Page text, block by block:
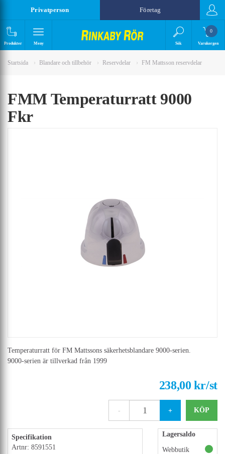
Privatperson Företag
Produkter Meny Sök
0
Varukorgen
Startsida Blandare och tillbehör Reservdelar FM Mattsson reservdelar
FMM Temperaturratt 9000
Fkr
Temperaturratt för FM Mattssons säkerhetsblandare 9000-serien.
9000-serien är tillverkad från 1999
238,00 kr/st
- +
Specifikation
Artnr: 8591551
Lagersaldo
Webbutik